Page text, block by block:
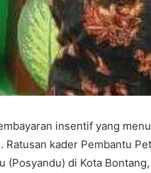
insentif yang
Ratusan kader Pembantu
(Posyandu) di Kota